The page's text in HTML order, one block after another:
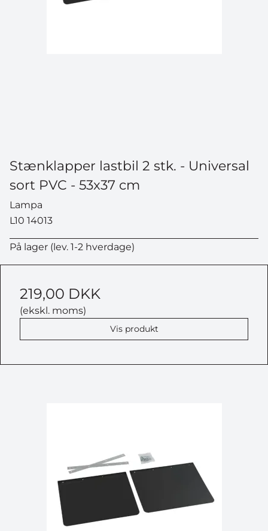
Stænklapper lastbil 2 stk. - Universal
sort PVC - 53x37 cm
Lampa
L10 14013
På lager (lev. 1-2 hverdage)
219,00 DKK
(ekskl. moms)
Vis produkt